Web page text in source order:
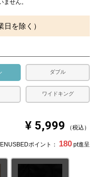
ご連絡くださいますようお願い
せん。
を除く）
ダブル
ワイドキング
¥ 5,999 税込
ポイント： 180 pt進呈